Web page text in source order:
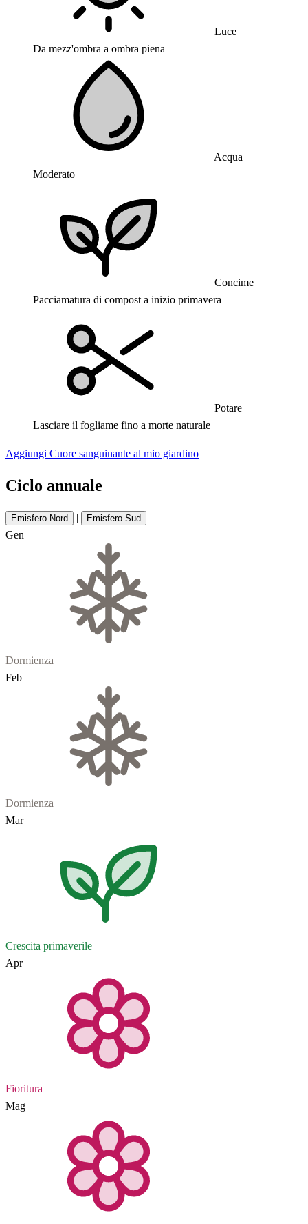
Luce
Da mezz'ombra a ombra piena
Acqua
Moderato
Concime
Pacciamatura di compost a inizio primavera
Potare
Lasciare il fogliame fino a morte naturale
Aggiungi Cuore sanguinante al mio giardino
Ciclo annuale
Emisfero Nord | Emisfero Sud
Gen
Dormienza
Feb
Dormienza
Mar
Crescita primaverile
Apr
Fioritura
Mag